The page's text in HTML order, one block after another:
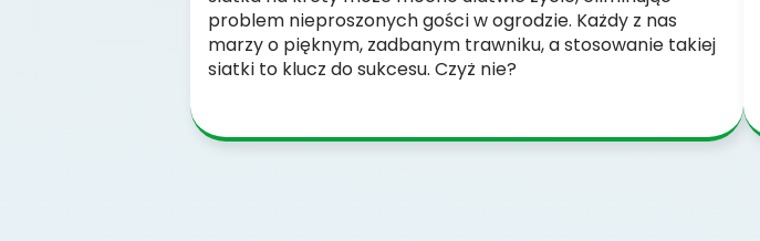
problem nieproszonych gości w ogrodzie. Każdy z nas
marzy o pięknym, zadbanym trawniku, a stosowanie takiej
siatki to klucz do sukcesu. Czyż nie?